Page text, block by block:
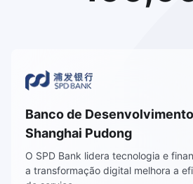
lidera o uso
Banco de
Shanghai
O SPD Bank
a transformação